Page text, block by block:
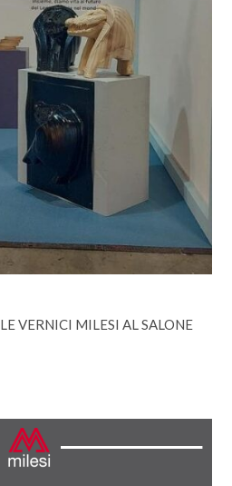
LE VERNICI MILESI AL SALONE